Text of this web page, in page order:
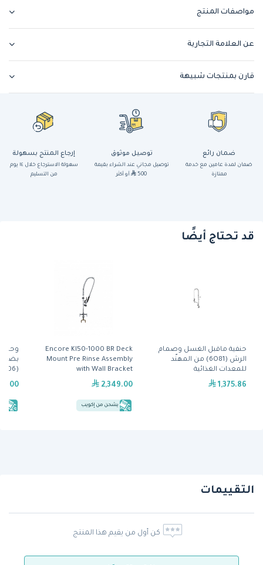
مواصفات المنتج
عن العلامة التجارية
قارن بمنتجات شبيهة
ضمان رائع
ضمان لمدة عامين مع خدمة
ممتازة
توصيل موثوق
توصيل مجاني عند الشراء بقيمة
500
أو أكثر
إرجاع المنتج بسهولة
سهولة الاسترجاع خلال ١٤ يوم
من التسليم
قد تحتاج أيضًا
حنفية ماقبل الغسل وصمام
الرش (6O81) من المهنّد
للمعدات الغذائية
1,375.86
Encore Kl50-1000 BR Deck
Mount Pre Rinse Assembly
with Wall Bracket
2,349.00
يشحن من إكويب
بضغط
(PW-106) من ويلز
التقييمات
كن أول من يقيم هذا المنتج